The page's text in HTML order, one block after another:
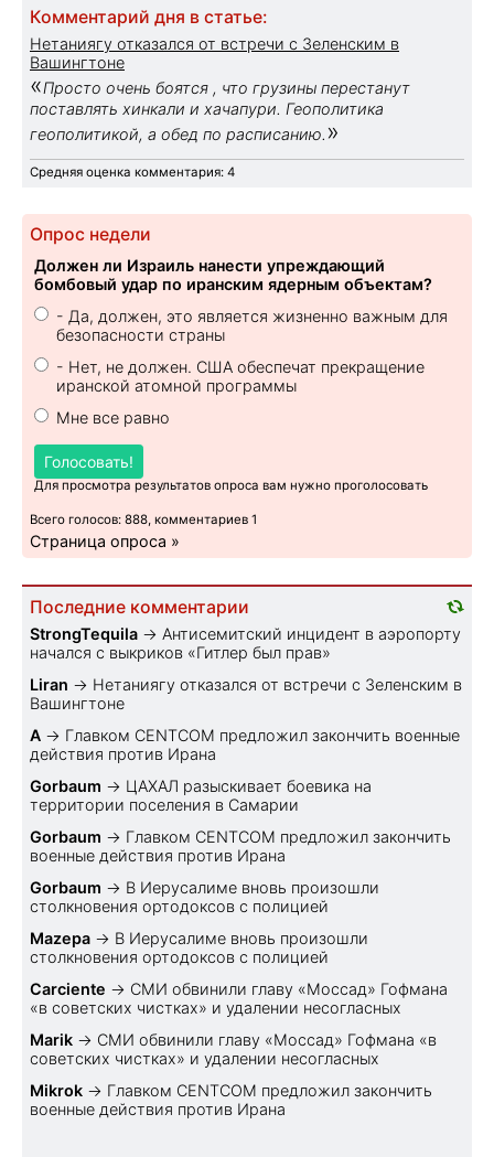
Комментарий дня в статье:
Нетаниягу отказался от встречи с Зеленским в
Вашингтоне
«Просто очень боятся , что грузины перестанут
поставлять хинкали и хачапури. Геополитика
геополитикой, а обед по расписанию. »
Средняя оценка комментария: 4
Опрос недели
Должен ли Израиль нанести упреждающий
бомбовый удар по иранским ядерным объектам?
- Да, должен, это является жизненно важным для
безопасности страны
- Нет, не должен. США обеспечат прекращение
иранской атомной программы
Мне все равно
Голосовать!
Для просмотра результатов опроса вам нужно проголосовать
Всего голосов: 888, комментариев 1
Страница опроса »
Последние комментарии
StrongTequila → Антисемитский инцидент в аэропорту
начался с выкриков «Гитлер был прав»
Liran → Нетаниягу отказался от встречи с Зеленским в
Вашингтоне
A → Главком CENTCOM предложил закончить военные
действия против Ирана
Gorbaum → ЦАХАЛ разыскивает боевика на
территории поселения в Самарии
Gorbaum → Главком CENTCOM предложил закончить
военные действия против Ирана
Gorbaum → В Иерусалиме вновь произошли
столкновения ортодоксов с полицией
Mazepa → В Иерусалиме вновь произошли
столкновения ортодоксов с полицией
Carciente → СМИ обвинили главу «Моссад» Гофмана
«в советских чистках» и удалении несогласных
Marik → СМИ обвинили главу «Моссад» Гофмана «в
советских чистках» и удалении несогласных
Mikrok → Главком CENTCOM предложил закончить
военные действия против Ирана